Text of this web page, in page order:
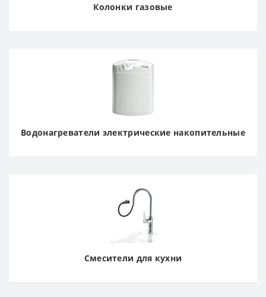
Колонки газовые
Водонагреватели электрические накопительные
Смесители для кухни